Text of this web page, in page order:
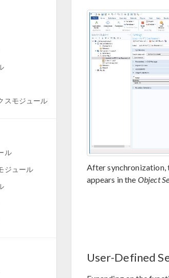
スモジュール
ル
ジュール
After synchronization,
appears in the Object
User-Defined